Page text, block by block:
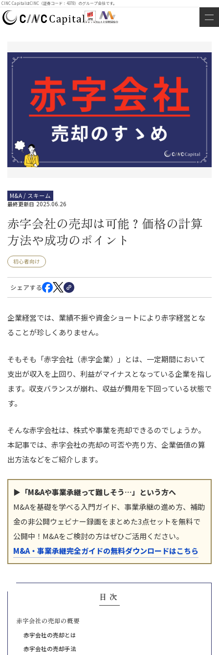
CINC CapitalはCINC（証券コード：4378）のグループ会社です。
M&A / スキーム
最終更新日 2025.06.26
赤字会社の売却は可能？価格の計算
方法や成功のポイント
初心者向け
シェアする
企業経営では、業績不振や資金ショートにより赤字経営とな
ることが珍しくありません。
そもそも「赤字会社（赤字企業）」とは、一定期間において
支出が収入を上回り、利益がマイナスとなっている企業を指し
ます。収支バランスが崩れ、収益が費用を下回っている状態で
す。
そんな赤字会社は、株式や事業を売却できるのでしょうか。
本記事では、赤字会社の売却の可否や売り方、企業価値の算
出方法などをご紹介します。
▶「M&Aや事業承継って難しそう…」という方へ
M&Aを基礎を学べる入門ガイド、事業承継の進め方、補助
金の非公開ウェビナー録画をまとめた3点セットを無料で
公開中！M&Aをご検討の方はぜひご活用ください。
M&A・事業承継完全ガイドの無料ダウンロードはこちら
目次
赤字会社の売却の概要
赤字会社の売却とは
赤字会社の売却手法